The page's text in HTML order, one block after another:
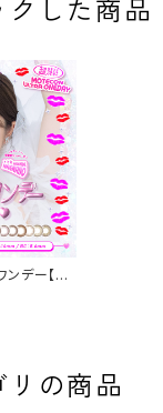
した商品
ンデー【つ
10枚 14.2
度なし
の商品